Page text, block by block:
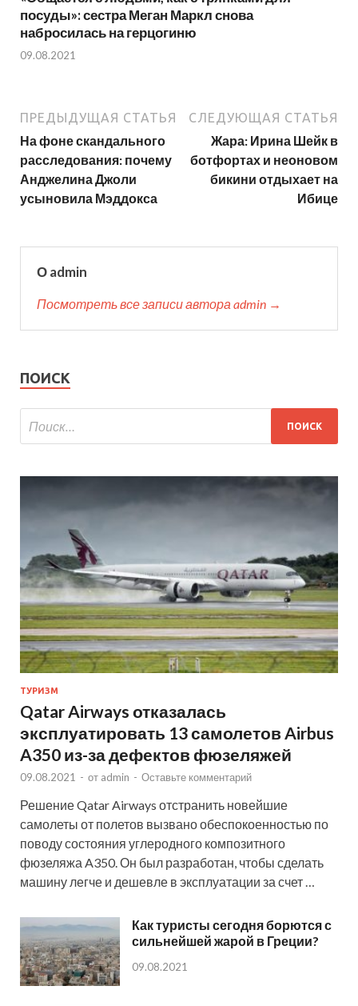
посуды»: сестра Меган Маркл снова
набросилась на герцогиню
09.08.2021
ПРЕДЫДУЩАЯ СТАТЬЯ
На фоне скандального
расследования: почему
Анджелина Джоли
усыновила Мэддокса
СЛЕДУЮЩАЯ СТАТЬЯ
Жара: Ирина Шейк в
ботфортах и неоновом
бикини отдыхает на
Ибице
О admin
Посмотреть все записи автора admin →
ПОИСК
ТУРИЗМ
Qatar Airways отказалась
эксплуатировать 13 самолетов Airbus
A350 из-за дефектов фюзеляжей
09.08.2021 - от admin - Оставьте комментарий
Решение Qatar Airways отстранить новейшие
самолеты от полетов вызвано обеспокоенностью по
поводу состояния углеродного композитного
фюзеляжа A350. Он был разработан, чтобы сделать
машину легче и дешевле в эксплуатации за счет …
Как туристы сегодня борются с
сильнейшей жарой в Греции?
09.08.2021